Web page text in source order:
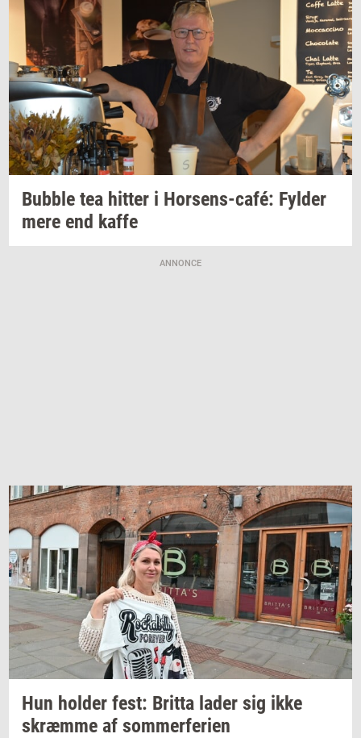
Bubb­le tea hit­ter i Horsens-​café: Fyl­der
mere end kaffe
ANNONCE
Hun hol­der fest: Brit­ta lader sig ikke
skræm­me af som­mer­fe­ri­en